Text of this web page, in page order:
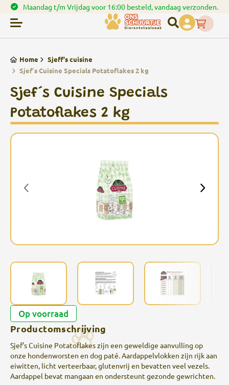
Spaar punten bij uw bestellingen
Home
Sjeff's cuisine
Sjef´s Cuisine Specials Potatoflakes 2 kg
Sjef´s Cuisine Specials
Potatoflakes 2 kg
Op voorraad
Productomschrijving
Sjef’s Cuisine Potatoflakes zijn een geweldige aanvulling op
onze hondenworsten en dog paté. Aardappelvlokken zijn rijk aan
eiwitten, licht verteerbaar, glutenvrij en bevatten veel vezels.
Aardappel bevat mangaan en ondersteunt gezonde gewrichten.